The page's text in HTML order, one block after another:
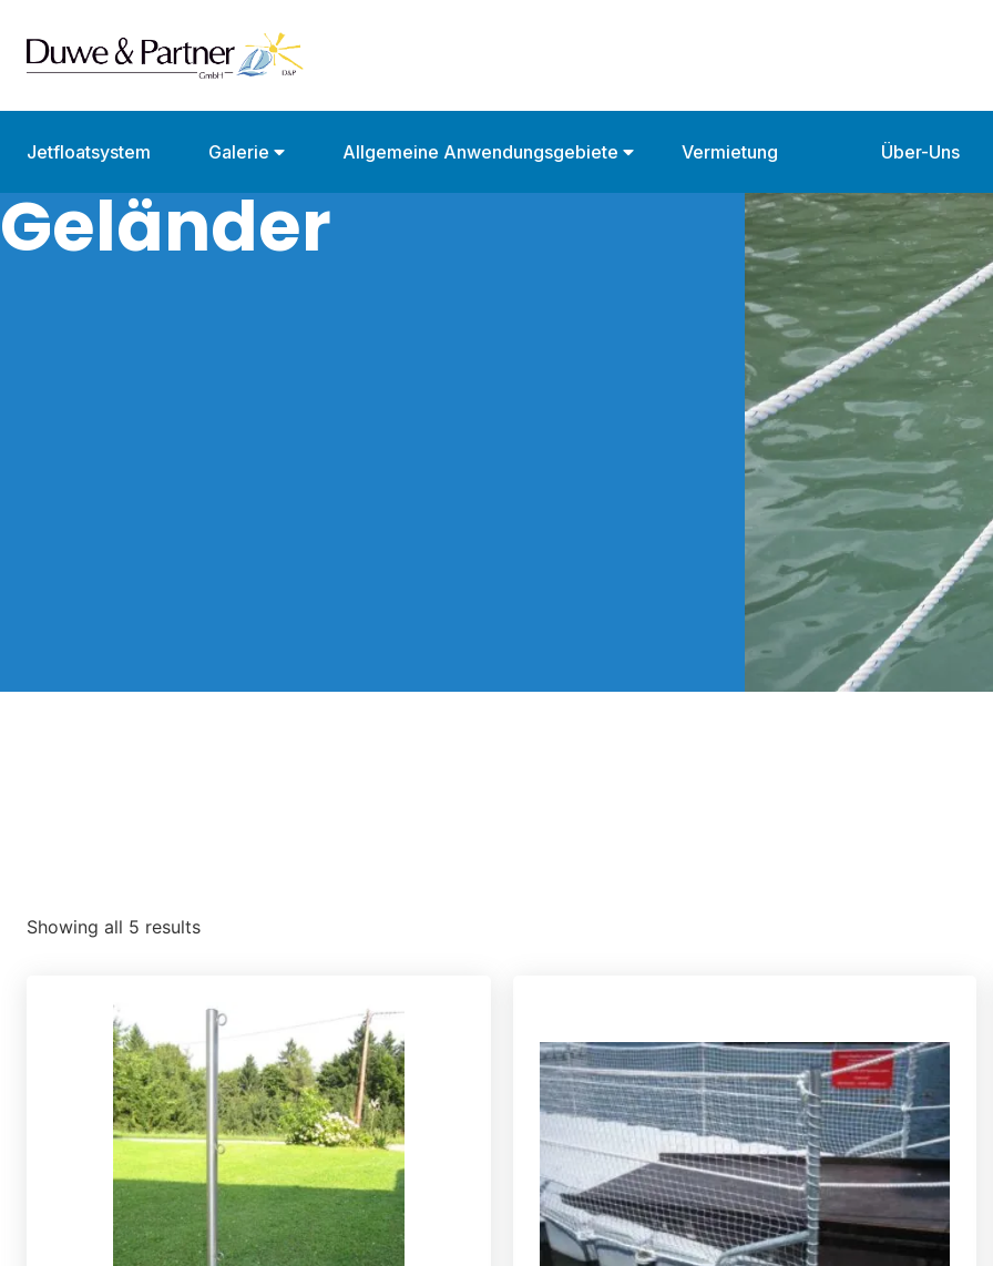
Jetfloatsystem Galerie Allgemeine Anwendungsgebiete Vermietung Über-Uns
Geländer
Showing all 5 results